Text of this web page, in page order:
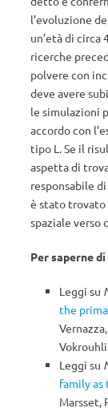
l’evoluzione
un’età di circa
ricerche
polvere con
deve avere
le simulazioni
accordo con
tipo L. Se il
aspetta di
responsabile
è stato trovato
spaziale verso
Per saperne di
Leggi su
the
Leggi su
family
Marsset,